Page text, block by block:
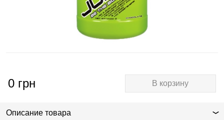
0 грн В корзину
Описание товара